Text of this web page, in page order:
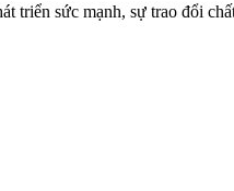
triển sức mạnh, sự trao đổi